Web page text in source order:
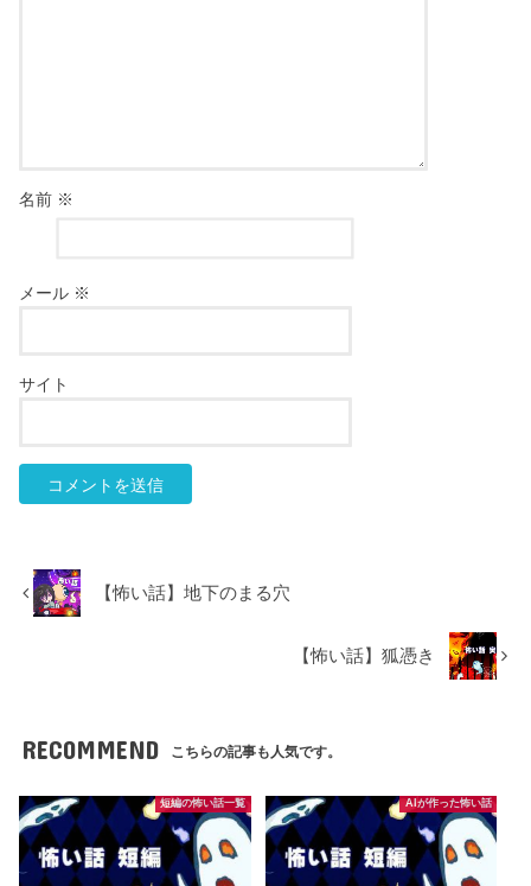
名前 ※
メール ※
サイト
【怖い話】地下のまる穴
【怖い話】狐憑き
RECOMMEND こちらの記事も人気です。
短編の怖い話一覧 AIが作った怖い話